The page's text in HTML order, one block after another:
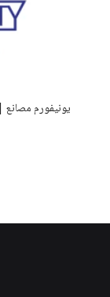
يونيفورم مصانع